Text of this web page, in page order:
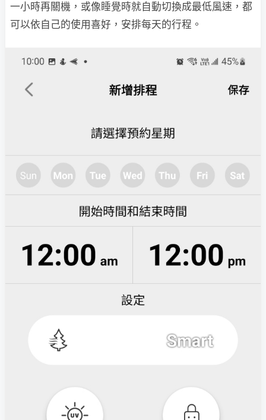
一小時再關機，或像睡覺時就自動切換成最低風速，都
可以依自己的使用喜好，安排每天的行程。